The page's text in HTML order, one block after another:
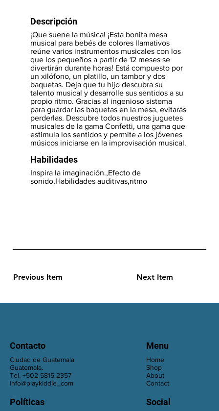
Previous Item Next Item
¡Que suene la música! ¡Esta bonita mesa
musical para bebés de colores llamativos
reúne varios instrumentos musicales con los
que los pequeños a partir de 12 meses se
divertirán durante horas! Está compuesto por
un xilófono, un platillo, un tambor y dos
baquetas. Deja que tu hijo descubra su
talento musical y desarrolle sus sentidos a su
propio ritmo. Gracias al ingenioso sistema
para guardar las baquetas en la mesa, evitarás
perderlas. Descubre todos nuestros juguetes
musicales de la gama Confetti, una gama que
estimula los sentidos y permite a los jóvenes
músicos iniciarse en la improvisación musical.
Inspira la imaginación.,Efecto de
sonido,Habilidades auditivas,ritmo
Descripción
Habilidades
Ciudad de Guatemala
Guatemala.
Tel. +502 5815 2357
info@playkiddle_com
Contacto
Home
Shop
About
Contact
Menu
Políticas Social